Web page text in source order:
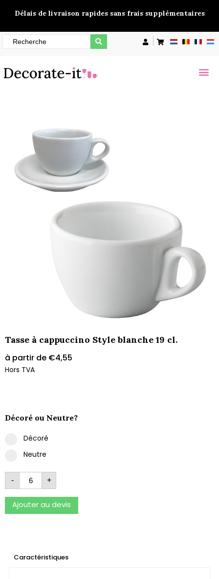
Délais de livraison rapides sans frais supplémentaires
Tasse à cappuccino Style blanche 19 cl.
à partir de €4,55
Hors TVA
Décoré ou Neutre?
Décoré
Neutre
- +
Ajouter au devis
Caractéristiques